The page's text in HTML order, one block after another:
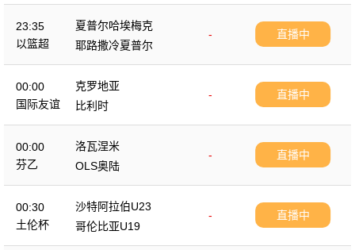
23:35
以篮超
夏普尔哈埃梅克
-
耶路撒冷夏普尔
直播中
00:00
国际友谊
克罗地亚
-
比利时
直播中
00:00
芬乙
洛瓦涅米
-
OLS奥陆
直播中
00:30
土伦杯
沙特阿拉伯U23
-
哥伦比亚U19
直播中